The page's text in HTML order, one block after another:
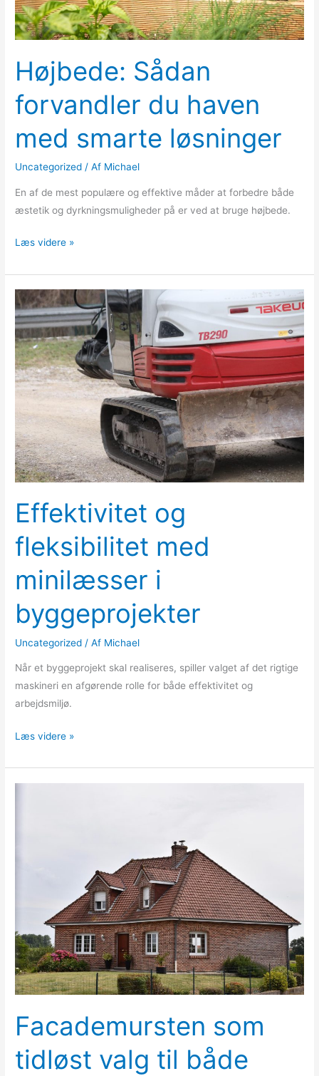
Højbede: Sådan
forvandler du haven
med smarte løsninger
Uncategorized / Af Michael
En af de mest populære og effektive måder at forbedre både
æstetik og dyrkningsmuligheder på er ved at bruge højbede.
Læs videre »
Effektivitet og
fleksibilitet med
minilæsser i
byggeprojekter
Uncategorized / Af Michael
Når et byggeprojekt skal realiseres, spiller valget af det rigtige
maskineri en afgørende rolle for både effektivitet og
arbejdsmiljø.
Effektivitet
og
fleksibilitet
med
minilæsser
i
Læs videre »
Facademursten som
tidløst valg til både
renovering